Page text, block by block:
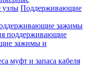
Поддерживающие
зажимы
поддерживающие
зажимы и